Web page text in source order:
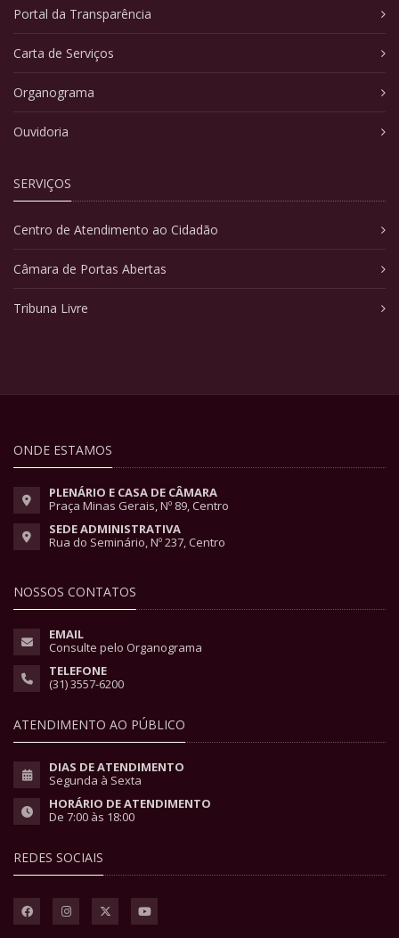
Portal da Transparência
Carta de Serviços
Organograma
Ouvidoria
SERVIÇOS
Centro de Atendimento ao Cidadão
Câmara de Portas Abertas
Tribuna Livre
ONDE ESTAMOS
PLENÁRIO E CASA DE CÂMARA
Praça Minas Gerais, Nº 89, Centro
SEDE ADMINISTRATIVA
Rua do Seminário, Nº 237, Centro
NOSSOS CONTATOS
EMAIL
Consulte pelo Organograma
TELEFONE
(31) 3557-6200
ATENDIMENTO AO PÚBLICO
DIAS DE ATENDIMENTO
Segunda à Sexta
HORÁRIO DE ATENDIMENTO
De 7:00 às 18:00
REDES SOCIAIS